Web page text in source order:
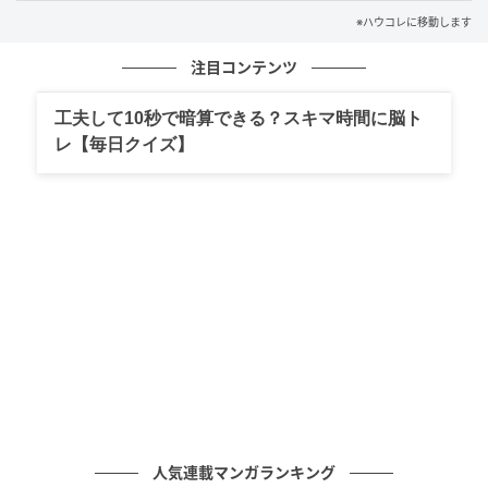
落としたままでした。彼女は声を抑えて、「あなたに
それだけを聞いてきました。
けれど私の口から出たのは、謝罪ではなく「隠してた
つもり？正直、みんな薄々気づいてたよ」です。自分
あの一件のあと、私は彼女に謝りました。返事はそっ
※ハウコレに移動します
注目コンテンツ
工夫して10秒で暗算できる？スキマ時間に脳ト
レ【毎日クイズ】
人気連載マンガランキング